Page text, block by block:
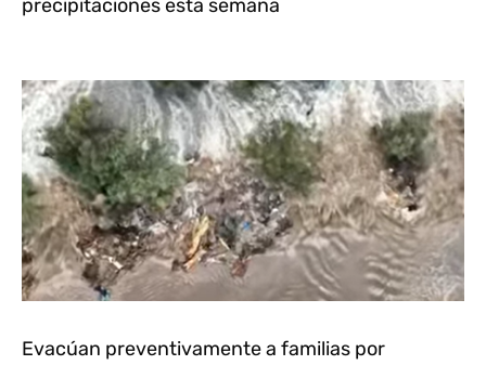
precipitaciones esta semana
Evacúan preventivamente a familias por